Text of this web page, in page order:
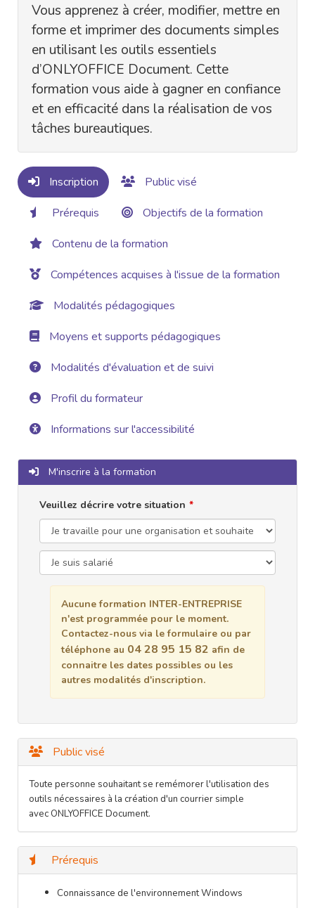
Vous apprenez à créer, modifier, mettre en
forme et imprimer des documents simples
en utilisant les outils essentiels
d’ONLYOFFICE Document. Cette
formation vous aide à gagner en confiance
et en efficacité dans la réalisation de vos
tâches bureautiques.
Inscription
Public visé
Prérequis
Objectifs de la formation
Contenu de la formation
Compétences acquises à l'issue de la formation
Modalités pédagogiques
Moyens et supports pédagogiques
Modalités d'évaluation et de suivi
Profil du formateur
Informations sur l'accessibilité
M'inscrire à la formation
Veuillez décrire votre situation
Aucune formation INTER-ENTREPRISE
n'est programmée pour le moment.
Contactez-nous via le formulaire ou par
téléphone au 04 28 95 15 82 afin de
connaitre les dates possibles ou les
autres modalités d'inscription.
Public visé
Toute personne souhaitant se remémorer l'utilisation des
outils nécessaires à la création d'un courrier simple
avec ONLYOFFICE Document.
Prérequis
Connaissance de l'environnement Windows